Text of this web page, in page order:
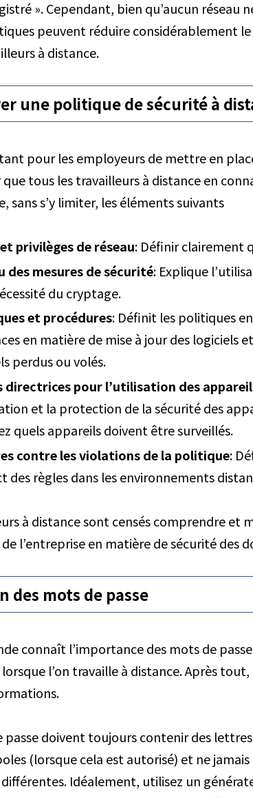
». Cependant, bien qu’aucun
peuvent réduire considérablement
à distance.
une politique de sécurité à
pour les employeurs de mettre en
que tous les travailleurs à distance en
sans s’y limiter, les éléments suivants
privilèges de réseau: Définir clairement
des mesures de sécurité: Explique
du cryptage.
et procédures: Définit les politiques
en matière de mise à jour des logiciels
perdus ou volés.
directrices pour l’utilisation des
et la protection de la sécurité des
quels appareils doivent être surveillés.
contre les violations de la politique:
des règles dans les environnements
à distance sont censés comprendre
l’entreprise en matière de sécurité des
des mots de passe
connaît l’importance des mots de
l’on travaille à distance. Après tout,
passe doivent toujours contenir des
(lorsque cela est autorisé) et ne jamais
Idéalement, utilisez un